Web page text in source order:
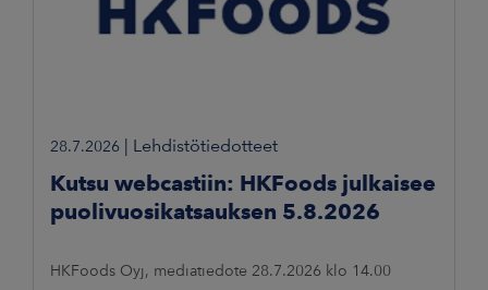
28.7.2026 Lehdistötiedotteet
Kutsu webcastiin: HKFoods julkaisee
puolivuosikatsauksen 5.8.2026
HKFoods Oyj, mediatiedote 28.7.2026 klo 14.00